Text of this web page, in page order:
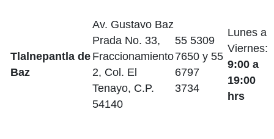
Tlalnepantla de
Baz
Av. Gustavo Baz
Prada No. 33,
Fraccionamiento
2, Col. El
Tenayo, C.P.
54140
55 5309
7650 y 55
6797
3734
Lunes a
Viernes:
9:00 a
19:00
hrs